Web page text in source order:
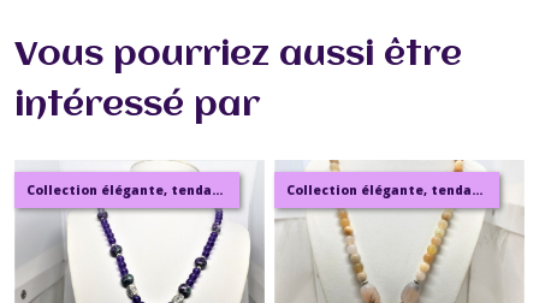
Vous pourriez aussi être
intéressé par
Collection élégante, tendance, moderne, de bijoux en ambre, pierre, perles. Collection élégante, tendance, moderne, de bijoux en ambre, pierre, perles.